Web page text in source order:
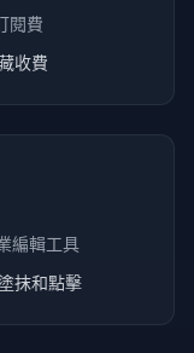
閱費
收費
編輯工具
抹和點擊